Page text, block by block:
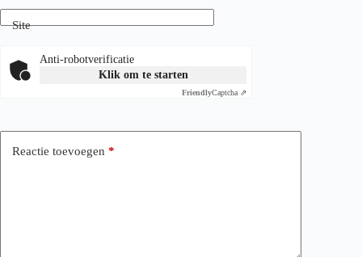
Site
Anti-robotverificatie
Klik om te starten
FriendlyCaptcha ⇗
Reactie toevoegen *